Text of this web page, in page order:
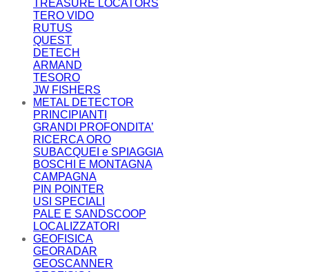
TREASURE LOCATORS
TERO VIDO
RUTUS
QUEST
DETECH
ARMAND
TESORO
JW FISHERS
METAL DETECTOR
PRINCIPIANTI
GRANDI PROFONDITA’
RICERCA ORO
SUBACQUEI e SPIAGGIA
BOSCHI E MONTAGNA
CAMPAGNA
PIN POINTER
USI SPECIALI
PALE E SANDSCOOP
LOCALIZZATORI
GEOFISICA
GEORADAR
GEOSCANNER